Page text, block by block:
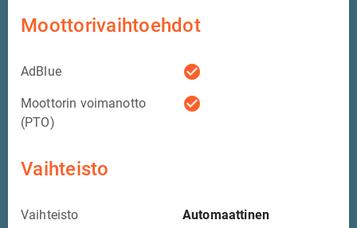
Moottorivaihtoehdot
AdBlue check_circle
Moottorin voimanotto
(PTO)
check_circle
Vaihteisto
Vaihteisto Automaattinen